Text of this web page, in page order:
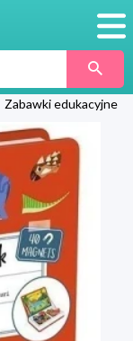
Zabawki edukacyjne